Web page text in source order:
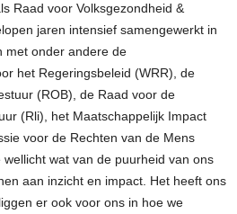
Raad voor Volksgezondheid &
jaren intensief samengewerkt in
met onder andere de
het Regeringsbeleid (WRR), de
(ROB), de Raad voor de
(Rli), het Maatschappelijk Impact
voor de Rechten van de Mens
wat van de puurheid van ons
aan inzicht en impact. Het heeft ons
er ook voor ons in hoe we